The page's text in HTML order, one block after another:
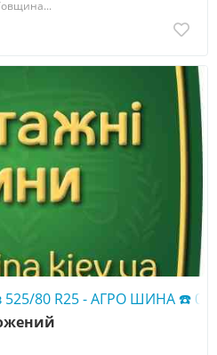
80 R25 - АГРО ШИНА ☎️